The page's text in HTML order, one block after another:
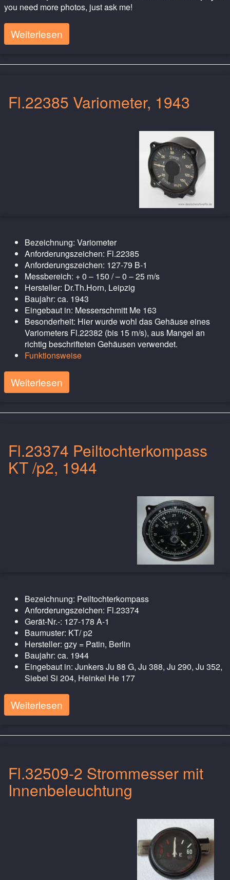
you need more photos, just ask me!
Weiterlesen
Fl.22385 Variometer, 1943
Bezeichnung: Variometer
Anforderungszeichen: Fl.22385
Anforderungszeichen: 127-79 B-1
Messbereich: + 0 – 150 / – 0 – 25 m/s
Hersteller: Dr.Th.Horn, Leipzig
Baujahr: ca. 1943
Eingebaut in: Messerschmitt Me 163
Besonderheit: Hier wurde wohl das Gehäuse eines
Variometers Fl.22382 (bis 15 m/s), aus Mangel an
richtig beschrifteten Gehäusen verwendet.
Funktionsweise
Weiterlesen
Fl.23374 Peiltochterkompass
KT /p2, 1944
Bezeichnung: Peiltochterkompass
Anforderungszeichen: Fl.23374
Gerät-Nr.-: 127-178 A-1
Baumuster: KT/ p2
Hersteller: gzy = Patin, Berlin
Baujahr: ca. 1944
Eingebaut in: Junkers Ju 88 G, Ju 388, Ju 290, Ju 352,
Siebel Si 204, Heinkel He 177
Weiterlesen
Fl.32509-2 Strommesser mit
Innenbeleuchtung